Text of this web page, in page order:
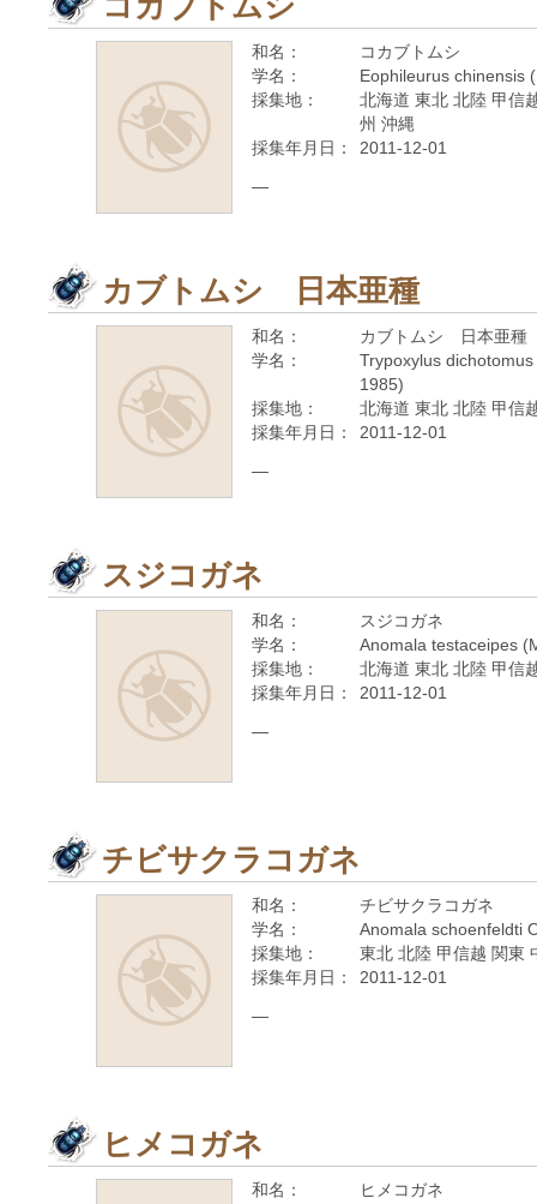
和名：
コカブトムシ
学名：
Eophileurus chinensis
採集地：
北海道 東北 北陸 甲信
州 沖縄
採集年月日：
2011-12-01
—
カブトムシ 日本亜種
和名：
カブトムシ 日本亜種
学名：
Trypoxylus
1985)
採集地：
北海道 東北 北陸 甲信
採集年月日：
2011-12-01
—
スジコガネ
和名：
スジコガネ
学名：
Anomala testaceipes
採集地：
北海道 東北 北陸 甲信
採集年月日：
2011-12-01
—
チビサクラコガネ
和名：
チビサクラコガネ
学名：
Anomala schoenfeldti
採集地：
東北 北陸 甲信越 関東
採集年月日：
2011-12-01
—
ヒメコガネ
和名：
ヒメコガネ